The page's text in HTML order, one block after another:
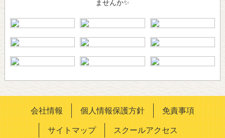
ませんか✨
会社情報 個人情報保護方針 免責事項
サイトマップ スクールアクセス